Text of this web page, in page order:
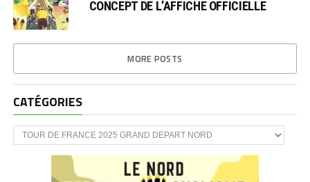
CONCEPT DE L’AFFICHE OFFICIELLE
MORE POSTS
CATÉGORIES
CATÉGORIES